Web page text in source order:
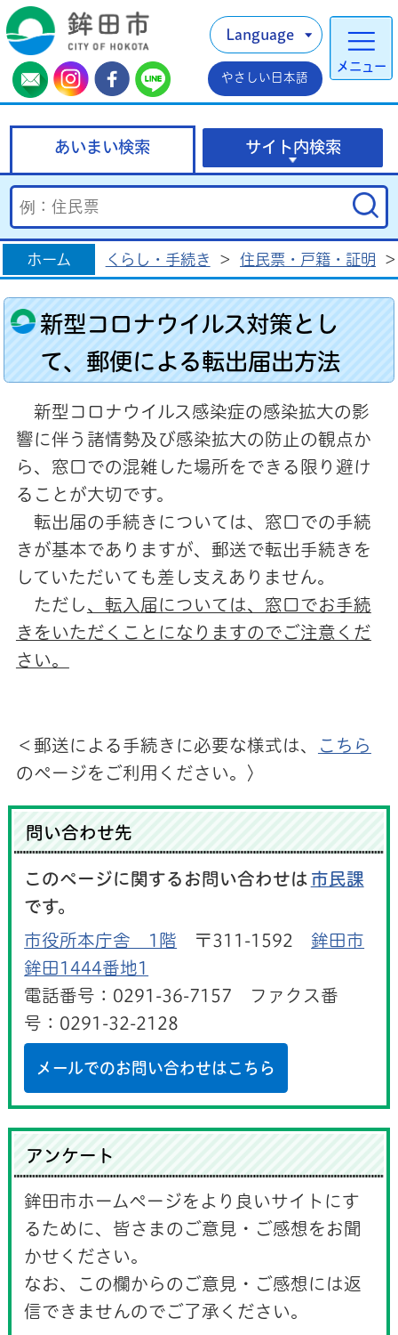
メニュー
Language
やさしい日本語
あいまい検索 サイト内検索
ホーム くらし・手続き > 住民票・戸籍・証明 >
新型コロナウイルス対策とし
て、郵便による転出届出方法
新型コロナウイルス感染症の感染拡大の影
響に伴う諸情勢及び感染拡大の防止の観点か
ら、窓口での混雑した場所をできる限り避け
ることが大切です。
転出届の手続きについては、窓口での手続
きが基本でありますが、郵送で転出手続きを
していただいても差し支えありません。
ただし 、転入届については、窓口でお手続
きをいただくことになりますのでご注意くだ
さい。
＜郵送による手続きに必要な様式は、
こちら
のページをご利用ください。〉
問い合わせ先
このページに関するお問い合わせは 市民課
です。
市役所本庁舎 1階 〒311-1592 鉾田市
鉾田1444番地1
電話番号：0291-36-7157 ファクス番
号：0291-32-2128
メールでのお問い合わせはこちら
アンケート
鉾田市ホームページをより良いサイトにす
るために、皆さまのご意見・ご感想をお聞
かせください。
なお、この欄からのご意見・ご感想には返
信できませんのでご了承ください。